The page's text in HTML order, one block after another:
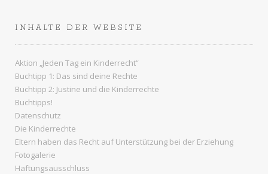
INHALTE DER WEBSITE
Aktion „Jeden Tag ein Kinderrecht“
Buchtipp 1: Das sind deine Rechte
Buchtipp 2: Justine und die Kinderrechte
Buchtipps!
Datenschutz
Die Kinderrechte
Eltern haben das Recht auf Unterstützung bei der Erziehung
Fotogalerie
Haftungsausschluss